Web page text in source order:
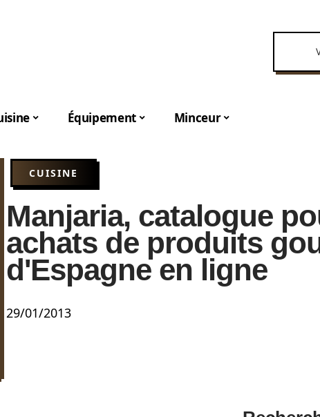
Équipement Minceur
CUISINE
Manjaria, catalogue
achats de produits
d'Espagne en ligne
29/01/2013